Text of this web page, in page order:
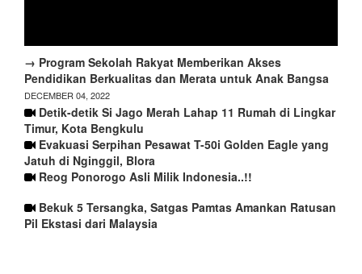
→ Program Sekolah Rakyat Memberikan Akses
Pendidikan Berkualitas dan Merata untuk Anak Bangsa
DECEMBER 04, 2022
Detik-detik Si Jago Merah Lahap 11 Rumah di Lingkar
Timur, Kota Bengkulu
Evakuasi Serpihan Pesawat T-50i Golden Eagle yang
Jatuh di Nginggil, Blora
Reog Ponorogo Asli Milik Indonesia..!!
Bekuk 5 Tersangka, Satgas Pamtas Amankan Ratusan
Pil Ekstasi dari Malaysia